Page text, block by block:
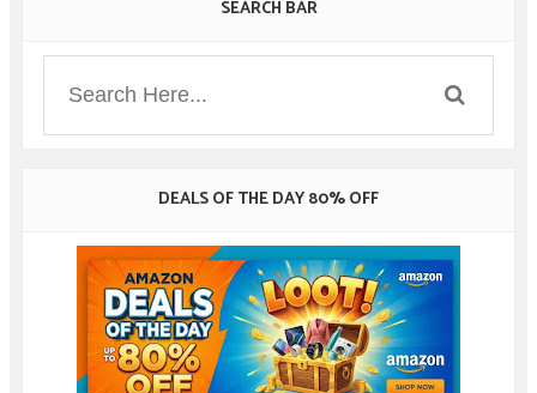
SEARCH BAR
DEALS OF THE DAY 80% OFF